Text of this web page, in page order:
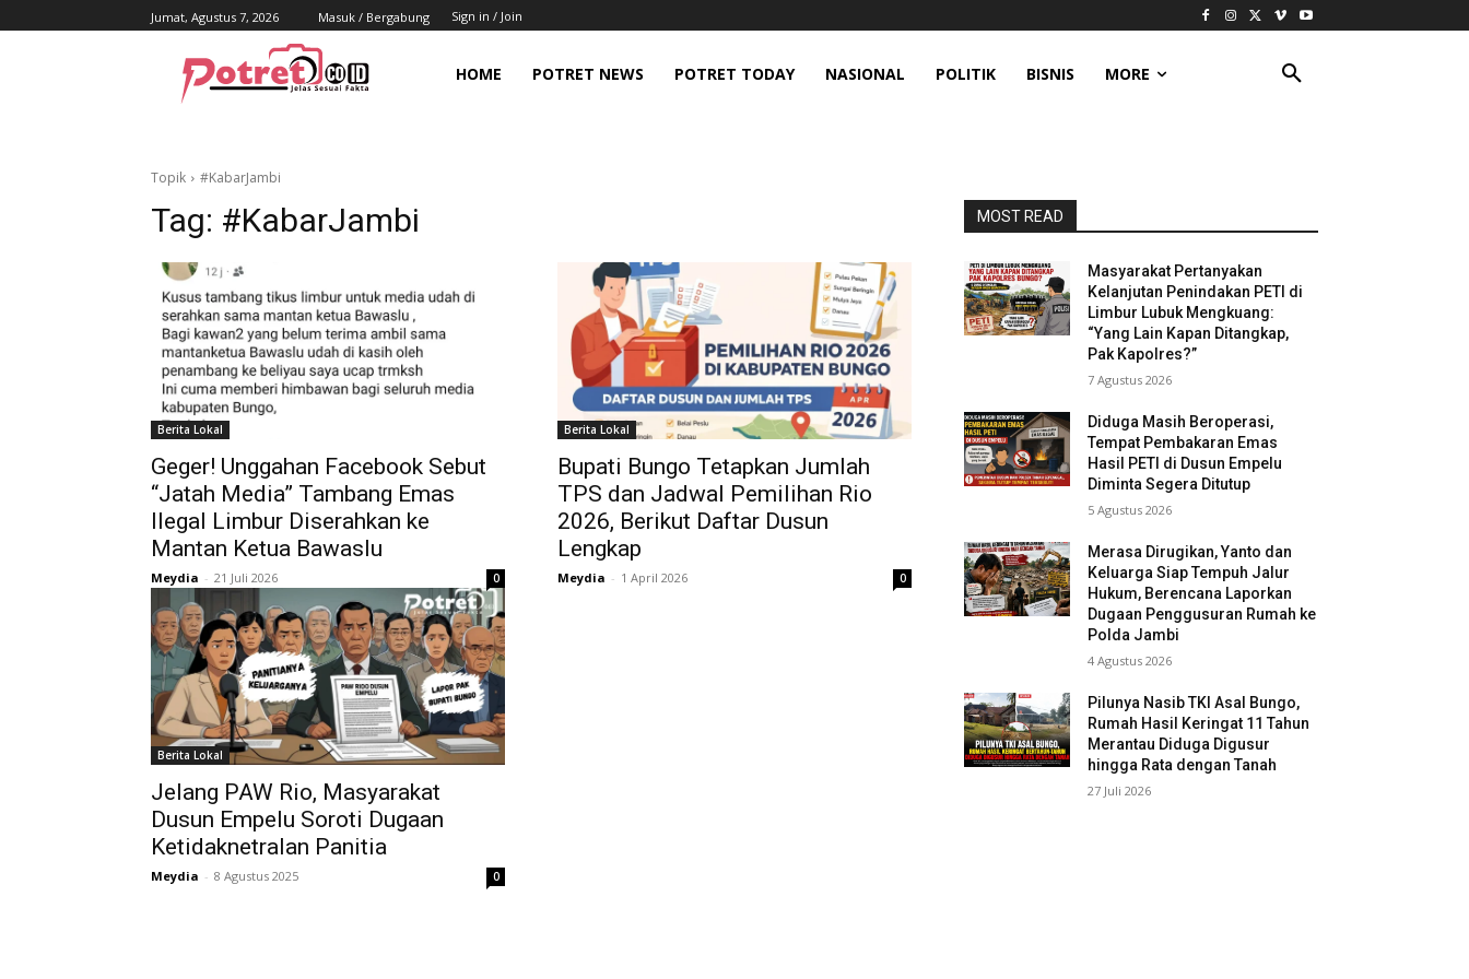
Jumat, Agustus 7, 2026 Masuk / Bergabung Sign in / Join
HOME POTRET NEWS POTRET TODAY NASIONAL POLITIK BISNIS MORE
Topik #KabarJambi
Tag: #KabarJambi
Berita Lokal
Geger! Unggahan Facebook Sebut
“Jatah Media” Tambang Emas
Ilegal Limbur Diserahkan ke
Mantan Ketua Bawaslu
Meydia - 21 Juli 2026 0
Berita Lokal
Bupati Bungo Tetapkan Jumlah
TPS dan Jadwal Pemilihan Rio
2026, Berikut Daftar Dusun
Lengkap
Meydia - 1 April 2026 0
Berita Lokal
Jelang PAW Rio, Masyarakat
Dusun Empelu Soroti Dugaan
Ketidaknetralan Panitia
Meydia - 8 Agustus 2025 0
MOST READ
Masyarakat Pertanyakan
Kelanjutan Penindakan PETI di
Limbur Lubuk Mengkuang:
“Yang Lain Kapan Ditangkap,
Pak Kapolres?”
7 Agustus 2026
Diduga Masih Beroperasi,
Tempat Pembakaran Emas
Hasil PETI di Dusun Empelu
Diminta Segera Ditutup
5 Agustus 2026
Merasa Dirugikan, Yanto dan
Keluarga Siap Tempuh Jalur
Hukum, Berencana Laporkan
Dugaan Penggusuran Rumah ke
Polda Jambi
4 Agustus 2026
Pilunya Nasib TKI Asal Bungo,
Rumah Hasil Keringat 11 Tahun
Merantau Diduga Digusur
hingga Rata dengan Tanah
27 Juli 2026